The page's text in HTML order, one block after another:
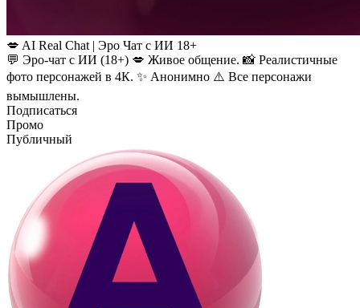
💋 AI Real Chat | Эро Чат с ИИ 18+
💬 Эро-чат с ИИ (18+) 💋 Живое общение. 📸 Реалистичные
фото персонажей в 4К. ✨ Анонимно ⚠️ Все персонажи
вымышлены.
Подписаться
Промо
Публичный